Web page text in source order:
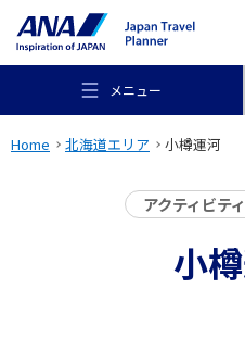
メニュー
Home 北海道エリア 小樽運河
アクティビティ
小